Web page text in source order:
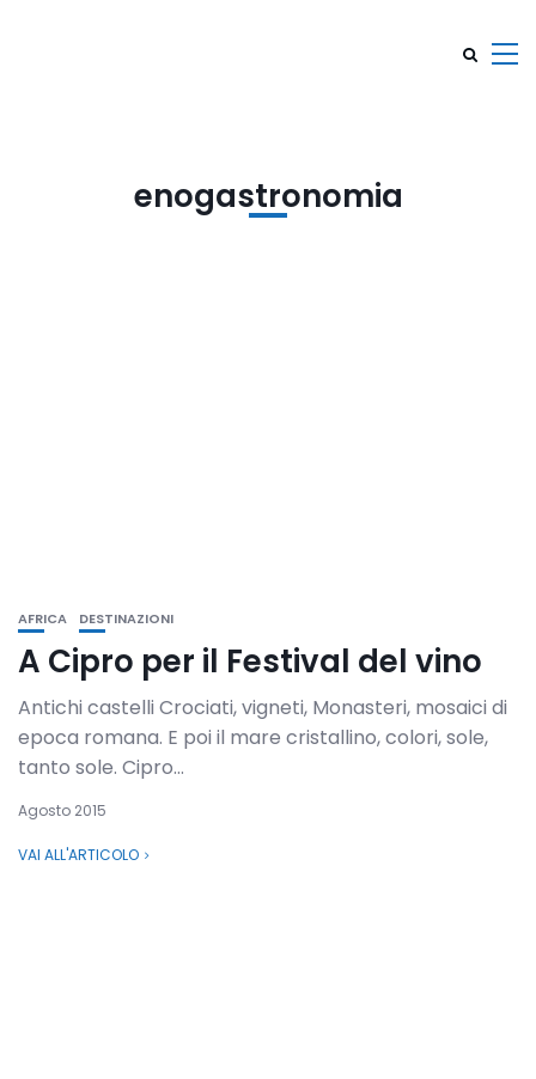
enogastronomia
AFRICA DESTINAZIONI
A Cipro per il Festival del vino
Antichi castelli Crociati, vigneti, Monasteri, mosaici di
epoca romana. E poi il mare cristallino, colori, sole,
tanto sole. Cipro...
Agosto 2015
VAI ALL'ARTICOLO